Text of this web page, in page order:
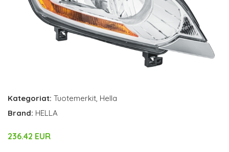
Kategoriat: Tuotemerkit Hella
Brand: HELLA
236.42 EUR